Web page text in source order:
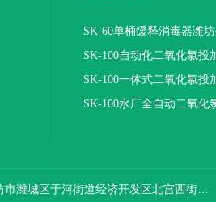
SK-60单桶缓释消毒器潍
SK-100自动化二氧化氯投
装置
SK-100一体式二氧化氯投
报价
SK-100水厂全自动二氧化